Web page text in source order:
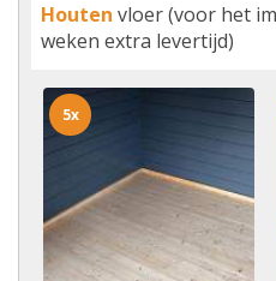
Houten vloer (voor het
weken extra levertijd)
5x